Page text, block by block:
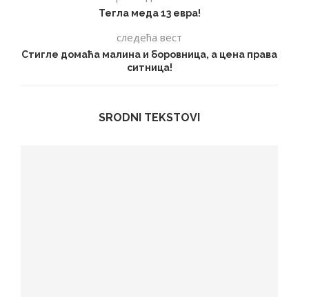
Тегла меда 13 евра!
следећа вест
Стигле домаћа малина и боровница, а цена права
ситница!
SRODNI TEKSTOVI